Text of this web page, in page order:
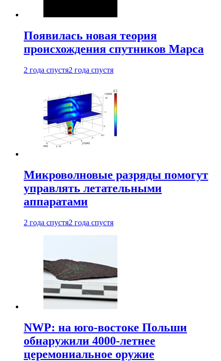
Появилась новая теория
происхождения спутников Марса
2 года спустя2 года спустя
Микроволновые разряды помогут
управлять летательными
аппаратами
2 года спустя2 года спустя
NWP: на юго-востоке Польши
обнаружили 4000-летнее
церемониальное оружие